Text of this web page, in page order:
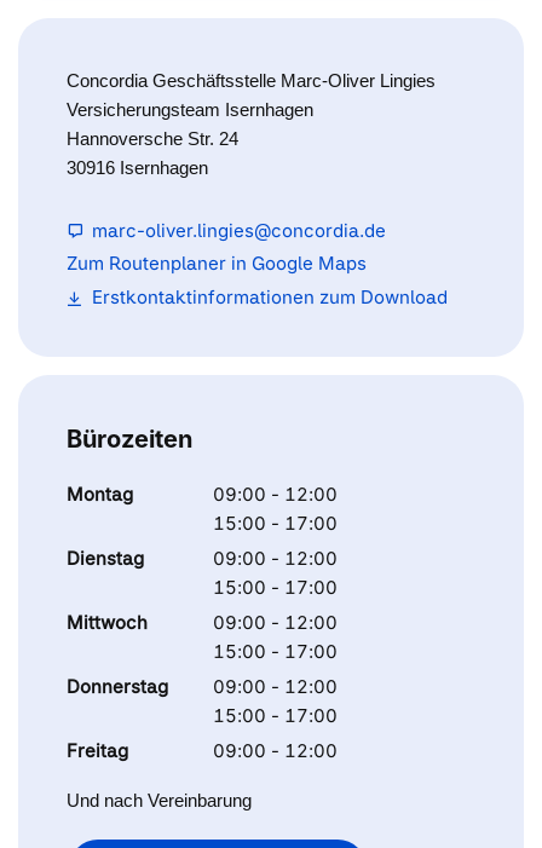
Concordia Geschäftsstelle Marc-Oliver Lingies
Versicherungsteam Isernhagen
Hannoversche Str. 24
30916 Isernhagen
marc-oliver.lingies@concordia.de
Zum Routenplaner in Google Maps
Erstkontaktinformationen zum Download
Bürozeiten
Montag
09:00 - 12:00
15:00 - 17:00
Dienstag
09:00 - 12:00
15:00 - 17:00
Mittwoch
09:00 - 12:00
15:00 - 17:00
Donnerstag
09:00 - 12:00
15:00 - 17:00
Freitag
09:00 - 12:00
Und nach Vereinbarung